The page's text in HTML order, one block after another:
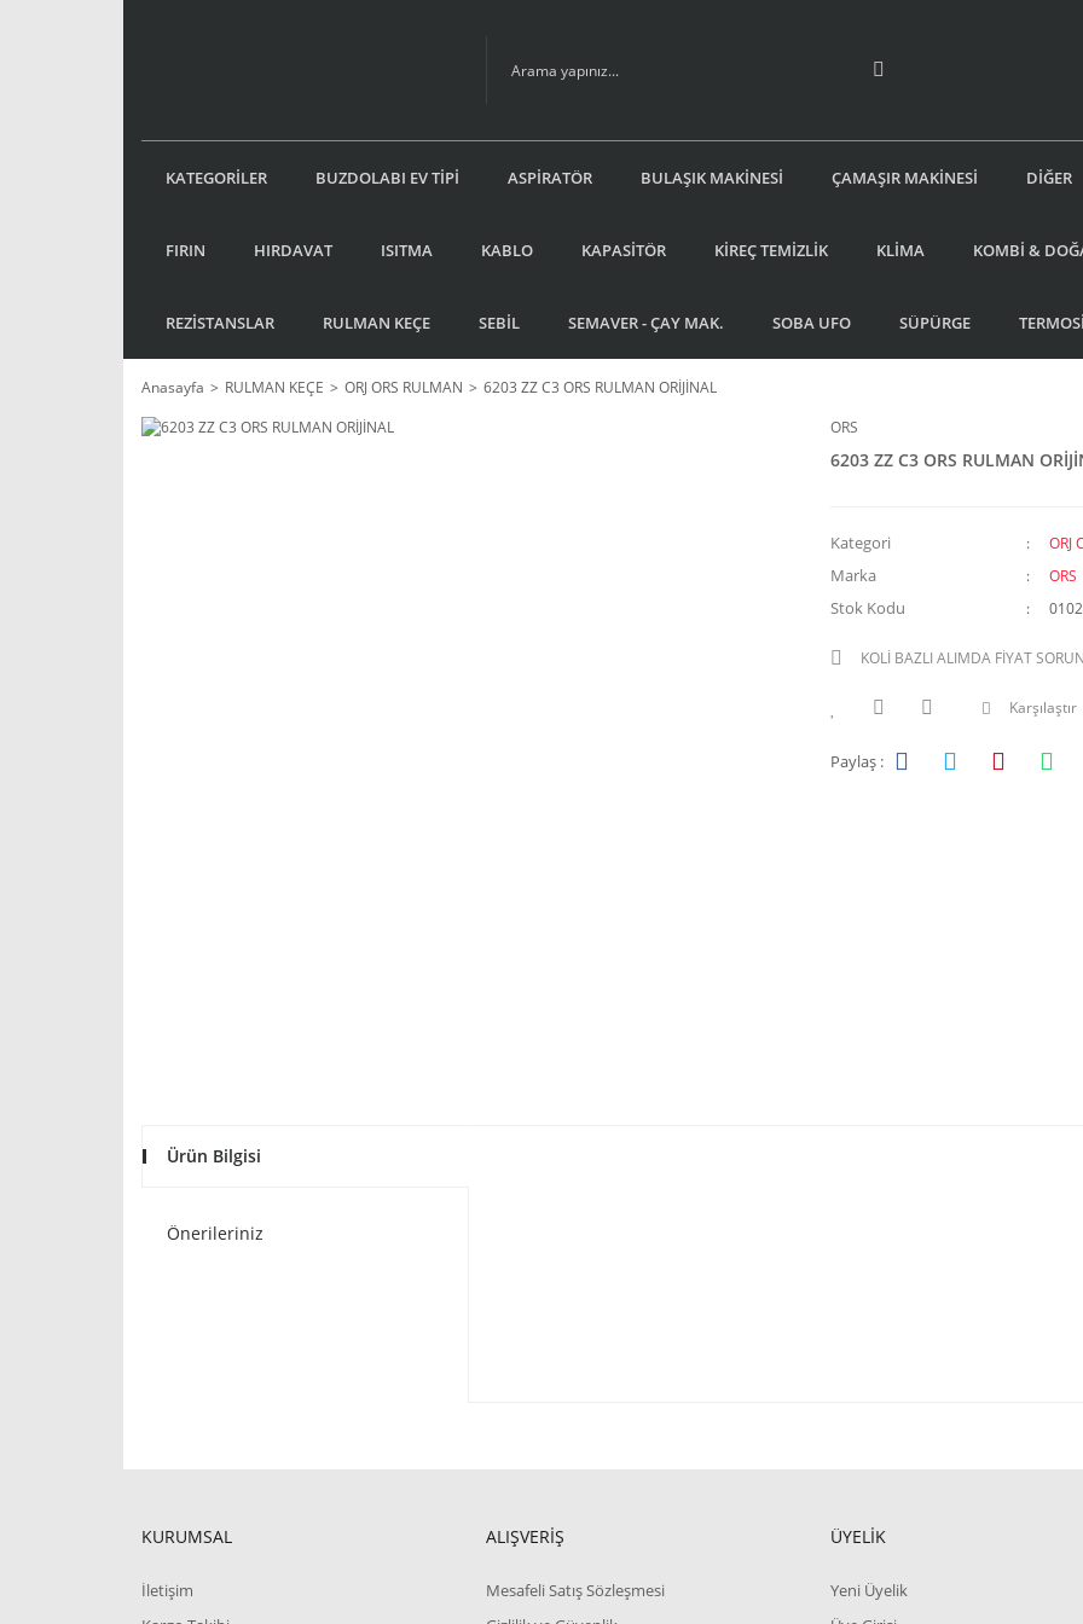
KATEGORİLER BUZDOLABI EV TİPİ ASPİRATÖR BULAŞIK MAKİNESİ ÇAMAŞIR MAKİNESİ DİĞER
FIRIN HIRDAVAT ISITMA KABLO KAPASİTÖR KİREÇ TEMİZLİK KLİMA KOMBİ &
REZİSTANSLAR RULMAN KEÇE SEBİL SEMAVER - ÇAY MAK. SOBA UFO SÜPÜRGE
Anasayfa RULMAN KEÇE ORJ ORS RULMAN
6203 ZZ C3 ORS RULMAN ORİJİNAL
ORS
6203 ZZ C3 ORS RULMAN
Kategori ORJ
Marka ORS
Stok Kodu 0102
KOLİ BAZLI ALIMDA FİYAT
Karşılaştır
Paylaş :
Ürün Bilgisi
Önerileriniz
KURUMSAL
İletişim
ALIŞVERİŞ
Mesafeli Satış Sözleşmesi
ÜYELİK
Yeni Üyelik